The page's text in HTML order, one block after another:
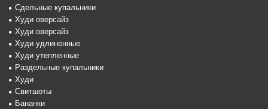
Сдельные купальники
Худи оверсайз
Худи оверсайз
Худи удлиненные
Худи утепленные
Раздельные купальники
Худи
Свитшоты
Бананки